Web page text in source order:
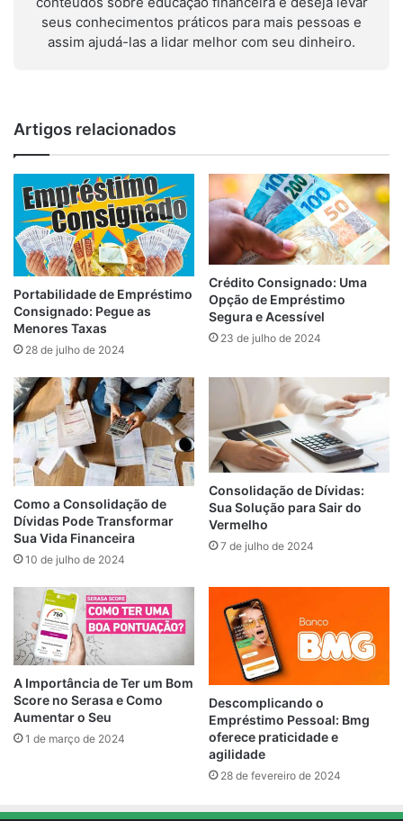
seus conhecimentos práticos para mais pessoas e
assim ajudá-las a lidar melhor com seu dinheiro.
Artigos relacionados
Portabilidade de Empréstimo
Consignado: Pegue as
Menores Taxas
28 de julho de 2024
Crédito Consignado: Uma
Opção de Empréstimo
Segura e Acessível
23 de julho de 2024
Como a Consolidação de
Dívidas Pode Transformar
Sua Vida Financeira
10 de julho de 2024
Consolidação de Dívidas:
Sua Solução para Sair do
Vermelho
7 de julho de 2024
A Importância de Ter um Bom
Score no Serasa e Como
Aumentar o Seu
1 de março de 2024
Descomplicando o
Empréstimo Pessoal: Bmg
oferece praticidade e
agilidade
28 de fevereiro de 2024